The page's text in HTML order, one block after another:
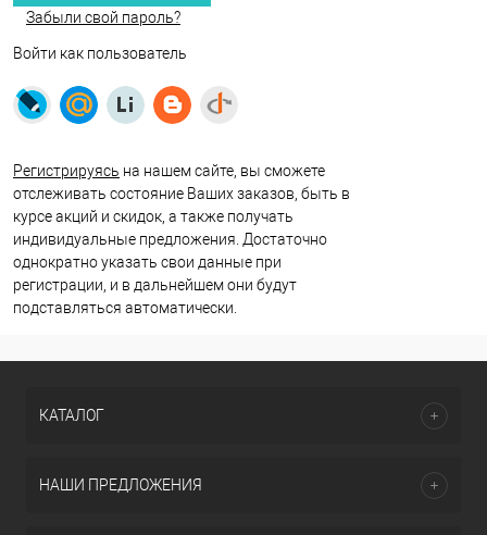
Забыли свой пароль?
Войти как пользователь
Регистрируясь на нашем сайте, вы сможете
отслеживать состояние Ваших заказов, быть в
курсе акций и скидок, а также получать
индивидуальные предложения. Достаточно
однократно указать свои данные при
регистрации, и в дальнейшем они будут
подставляться автоматически.
КАТАЛОГ
НАШИ ПРЕДЛОЖЕНИЯ